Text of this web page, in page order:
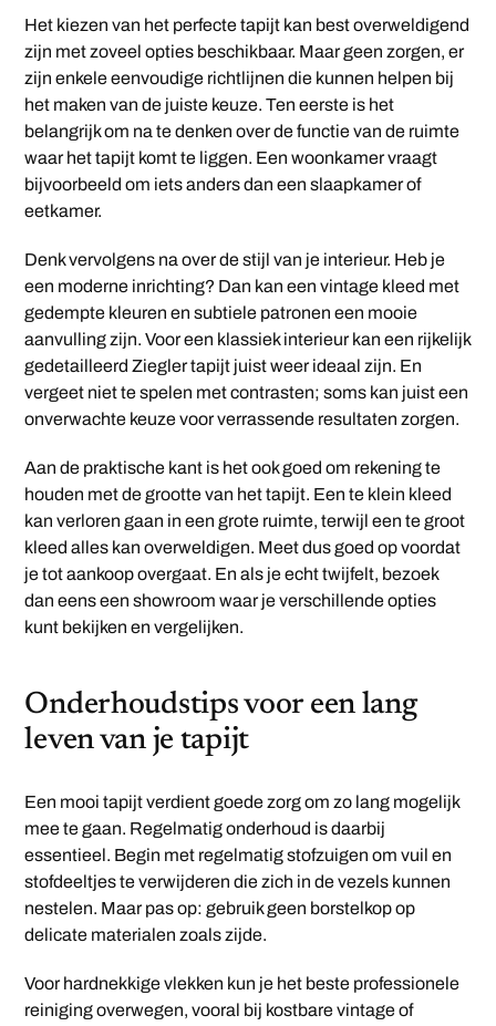
Het kiezen van het perfecte tapijt kan best overweldigend
zijn met zoveel opties beschikbaar. Maar geen zorgen, er
zijn enkele eenvoudige richtlijnen die kunnen helpen bij
het maken van de juiste keuze. Ten eerste is het
belangrijk om na te denken over de functie van de ruimte
waar het tapijt komt te liggen. Een woonkamer vraagt
bijvoorbeeld om iets anders dan een slaapkamer of
eetkamer.
Denk vervolgens na over de stijl van je interieur. Heb je
een moderne inrichting? Dan kan een vintage kleed met
gedempte kleuren en subtiele patronen een mooie
aanvulling zijn. Voor een klassiek interieur kan een rijkelijk
gedetailleerd Ziegler tapijt juist weer ideaal zijn. En
vergeet niet te spelen met contrasten; soms kan juist een
onverwachte keuze voor verrassende resultaten zorgen.
Aan de praktische kant is het ook goed om rekening te
houden met de grootte van het tapijt. Een te klein kleed
kan verloren gaan in een grote ruimte, terwijl een te groot
kleed alles kan overweldigen. Meet dus goed op voordat
je tot aankoop overgaat. En als je echt twijfelt, bezoek
dan eens een showroom waar je verschillende opties
kunt bekijken en vergelijken.
Onderhoudstips voor een lang
leven van je tapijt
Een mooi tapijt verdient goede zorg om zo lang mogelijk
mee te gaan. Regelmatig onderhoud is daarbij
essentieel. Begin met regelmatig stofzuigen om vuil en
stofdeeltjes te verwijderen die zich in de vezels kunnen
nestelen. Maar pas op: gebruik geen borstelkop op
delicate materialen zoals zijde.
Voor hardnekkige vlekken kun je het beste professionele
reiniging overwegen, vooral bij kostbare vintage of